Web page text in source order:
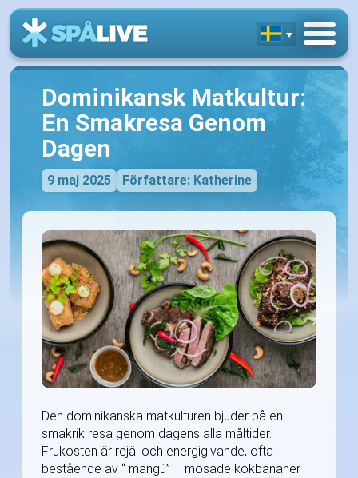
Dominikansk Matkultur:
En Smakresa Genom
Dagen
9 maj 2025 Författare: Katherine
Den dominikanska matkulturen bjuder på en
smakrik resa genom dagens alla måltider.
Frukosten är rejäl och energigivande, ofta
bestående av “ mangú” – mosade kokbananer